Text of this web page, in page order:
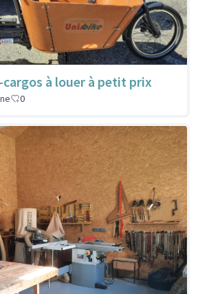
cargos à louer à petit prix
0